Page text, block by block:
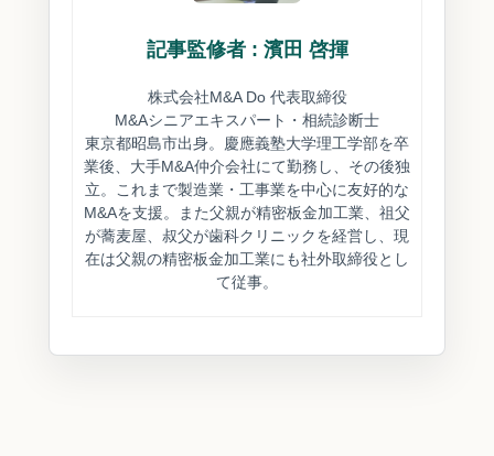
記事監修者 : 濱田 啓揮
株式会社M&A Do 代表取締役
M&Aシニアエキスパート・相続診断士
東京都昭島市出身。慶應義塾大学理工学部を卒
業後、大手M&A仲介会社にて勤務し、その後独
立。これまで製造業・工事業を中心に友好的な
M&Aを支援。また父親が精密板金加工業、祖父
が蕎麦屋、叔父が歯科クリニックを経営し、現
在は父親の精密板金加工業にも社外取締役とし
て従事。